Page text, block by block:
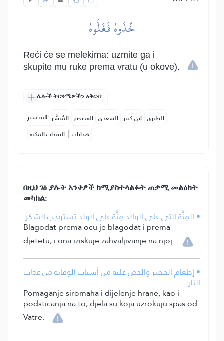
خُذُوهُ فَغُلُّوهُ
Reći će se melekima: uzmite ga i
skupite mu ruke prema vratu (u okove).
ሌሎች ትርጓሜዎችን አቅርብ
التفاسير: المُيسَّر المختصر السعدي ابن كثير الطبري
النفحات المكية | هدايات
በዚህ ገፅ ያሉት አንቀፆች ከሚያስተላልፉት ጠቃሚ መልዕክት
መካከል:
• المِنَّة التي على الوالد مِنَّة على الولد تستوجب الشكر.
Blagodat prema ocu je blagodat i prema
djetetu, i ona iziskuje zahvaljivanje na njoj.
• إطعام الفقير والحض عليه من أسباب الوقاية من عذاب
النار.
Pomaganje siromaha i dijelenje hrane, kao i
podsticanja na to, djela su koja uzrokuju spas od
Vatre.